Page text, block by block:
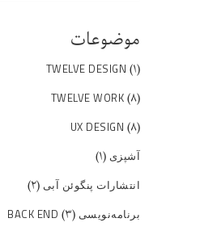
موضوعات
TWELVE DESIGN (۱)
TWELVE WORK (۸)
UX DESIGN (۸)
آشپزی (۱)
انتشارات پنگوئن آبی (۲)
برنامه‌نویسی BACK END (۳)